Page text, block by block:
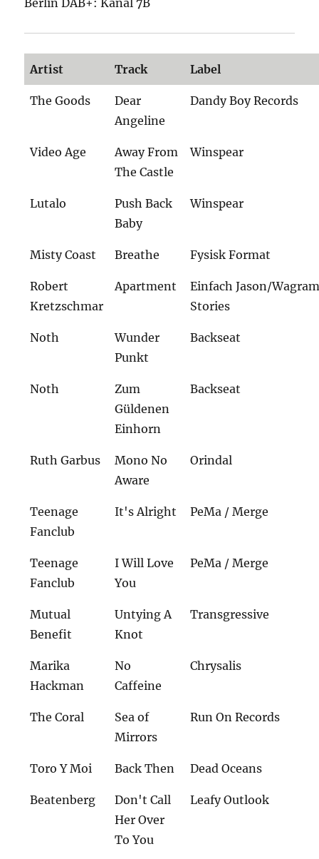
Berlin DAB+: Kanal 7B
Artist Track Label
The Goods
Dear
Angeline
Dandy Boy Records
Video Age
Away From
The Castle
Winspear
Lutalo
Push Back
Baby
Winspear
Misty Coast Breathe Fysisk Format
Robert
Kretzschmar
Apartment
Einfach Jason/
Stories
Noth
Wunder
Punkt
Backseat
Noth
Zum
Güldenen
Einhorn
Backseat
Ruth Garbus
Mono No
Aware
Orindal
Teenage
Fanclub
It's Alright PeMa / Merge
Teenage
Fanclub
I Will Love
You
PeMa / Merge
Mutual
Benefit
Untying A
Knot
Transgressive
Marika
Hackman
No
Caffeine
Chrysalis
The Coral
Sea of
Mirrors
Run On Records
Toro Y Moi Back Then Dead Oceans
Beatenberg
Don't Call
Her Over
To You
Leafy Outlook